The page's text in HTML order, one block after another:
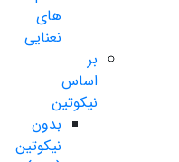
های
نعنایی
بر
اساس
نیکوتین
بدون
نیکوتین